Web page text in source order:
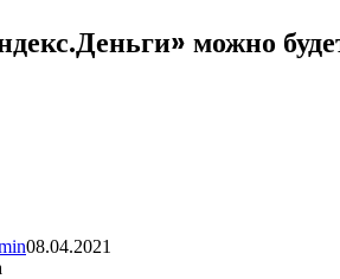
можно
08.04.2021